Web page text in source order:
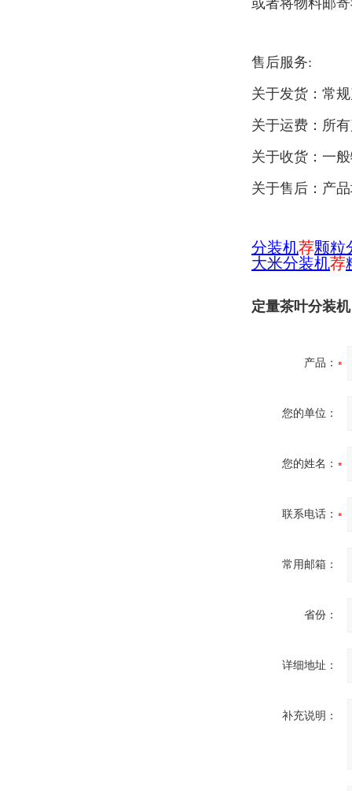
或者将物料邮
售后服务:
关于发货：常
关于运费：所
关于收货：一
关于售后：产
分装机荐颗粒
大米分装机荐
定量茶叶分装
产品：
您的单位：
您的姓名：
联系电话：
常用邮箱：
省份：
详细地址：
补充说明：